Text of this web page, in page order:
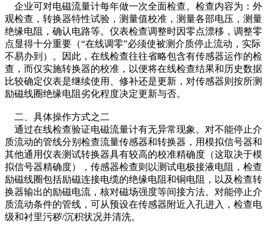
企业可对电磁流量计每年做一次全面检查。检查内容为：外
观检查，转换器特性试验，测量值校准，测量各部电压，测量
绝缘电阻，确认电路等。仪表检查调整时因零点漂移，调整零
点显得十分重要（“在线调零”必须使被测介质停止流动，实际
不易办到）。因此，在线检查往往省略包含有传感器运作的检
查，而仅实施转换器的校准，以便将在线检查结果和历史数据
比较确定仪表是继续使用、修补还是更新，对传感器则按所测
励磁线圈绝缘电阻劣化程度决定更新与否。
二、具体操作方式之二
通过在线检查验证电磁流量计有无异常现象。对不能停止介
质流动的管线分别检查流量传感器和转换器，用模拟信号器和
其他通用仪表测试转换器具有较高的校准精确度（这取决于模
拟信号器精确度），传感器检查则以测试电极接液电阻，检查
励磁线圈包括励磁连接电缆的绝缘电阻和铜电阻，以及检查转
换器输出的励磁电流，核对磁场强度等间接方法。对能停止介
质流动条件的管线，可从预设在传感器附近入孔进入，检查电
级和衬里污秽/沉积状况并清洗。